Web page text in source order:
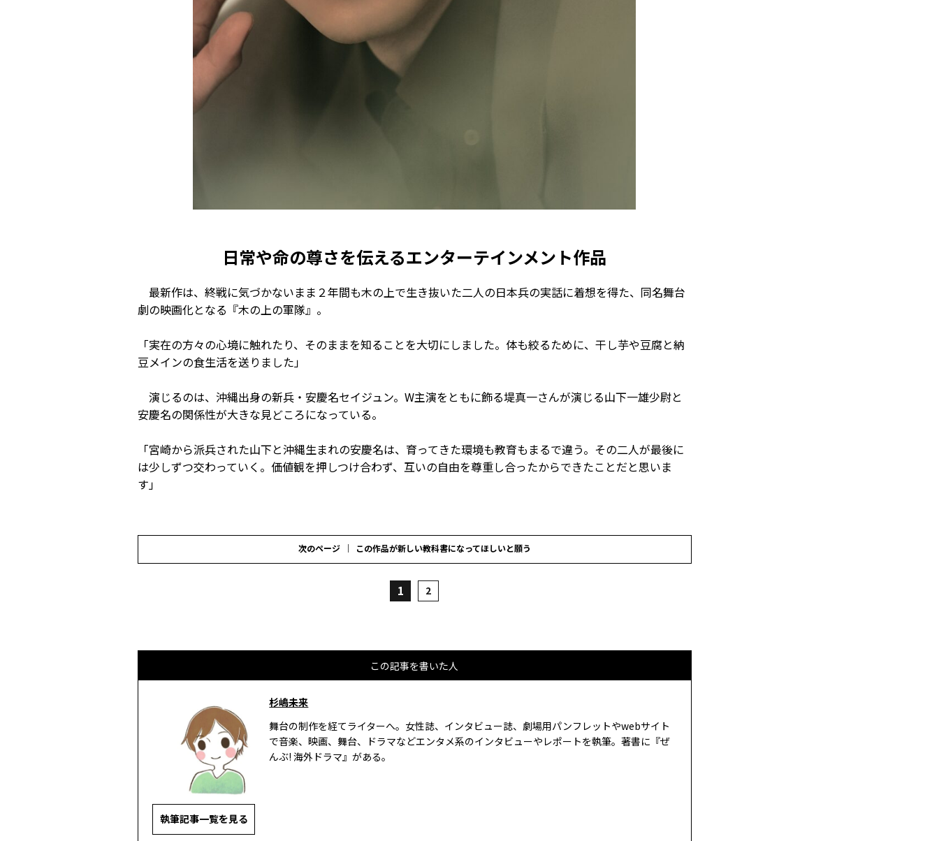
日常や命の尊さを伝えるエンターテインメント作品
最新作は、終戦に気づかないまま２年間も木の上で生き抜いた二人の日本兵の実話に着想を得た、同名舞台
劇の映画化となる『木の上の軍隊』。
「実在の方々の心境に触れたり、そのままを知ることを大切にしました。体も絞るために、干し芋や豆腐と納
豆メインの食生活を送りました」
演じるのは、沖縄出身の新兵・安慶名セイジュン。W主演をともに飾る堤真一さんが演じる山下一雄少尉と
安慶名の関係性が大きな見どころになっている。
「宮崎から派兵された山下と沖縄生まれの安慶名は、育ってきた環境も教育もまるで違う。その二人が最後に
は少しずつ交わっていく。価値観を押しつけ合わず、互いの自由を尊重し合ったからできたことだと思いま
す」
次のページ この作品が新しい教科書になってほしいと願う
1 2
この記事を書いた人
執筆記事一覧を見る
杉嶋未来
舞台の制作を経てライターへ。女性誌、インタビュー誌、劇場用パンフレットやwebサイト
で音楽、映画、舞台、ドラマなどエンタメ系のインタビューやレポートを執筆。著書に『ぜ
んぶ! 海外ドラマ』がある。